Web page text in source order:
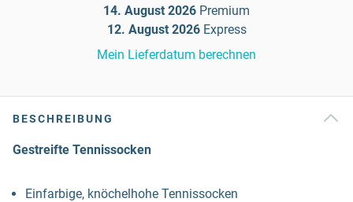
14. August 2026 Premium
12. August 2026 Express
Mein Lieferdatum berechnen
BESCHREIBUNG
Gestreifte Tennissocken
Einfarbige, knöchelhohe Tennissocken